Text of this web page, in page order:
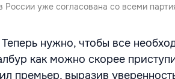
России уже согласована со всеми
нужно, чтобы все
как можно скорее
премьер, выразив